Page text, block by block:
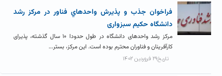
فراخوان جذب و پذيرش واحدهاي فناور در مرکز رشد
دانشگاه حکیم سبزواری
مرکز رشد واحدهای دانشگاه در طول حدودا ۱۰ سال گذشته، پذیرای
کارآفرینان و فناوران محترم بوده است. این مرکز، بستر...
تاریخ۲۹ فروردین ۱۴۰۲